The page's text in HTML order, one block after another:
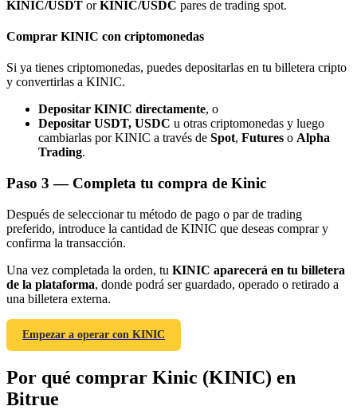
¡Hasta un 65% de comisiones!
Invita a un amigo para recibir recompensas en efectivo
Deposit CASHCAT & Win
KINIC/USDT orKINIC/USDC pares de trading spot.
Comprar KINIC con criptomonedas
Si ya tienes criptomonedas, puedes depositarlas en tu billetera cripto
y convertirlas a KINIC.
Depositar KINIC directamente, o
Depositar USDT, USDC u otras criptomonedas y luego
cambiarlas por KINIC a través de Spot, Futures o Alpha
Trading.
Paso 3 — Completa tu compra de Kinic
Después de seleccionar tu método de pago o par de trading
preferido, introduce la cantidad de KINIC que deseas comprar y
confirma la transacción.
Una vez completada la orden, tu KINIC aparecerá en tu billetera
de la plataforma, donde podrá ser guardado, operado o retirado a
una billetera externa.
Empezar a operar con KINIC
Por qué comprar Kinic (KINIC) en
Bitrue